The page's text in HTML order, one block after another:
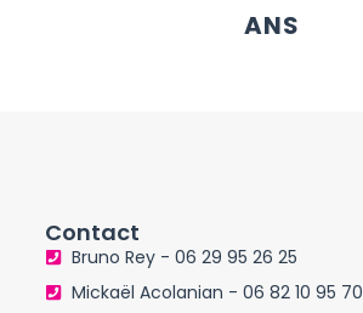
ANS
Contact
Bruno Rey - 06 29 95 26 25
Mickaël Acolanian - 06 82 10 95 70